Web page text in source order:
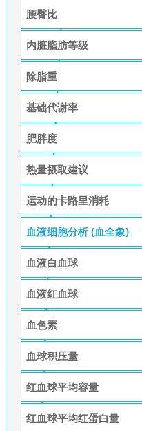
腰臀比
内脏脂肪等级
除脂重
基础代谢率
肥胖度
热量摄取建议
运动的卡路里消耗
血液细胞分析 (血全象)
血液白血球
血液红血球
血色素
血球积压量
红血球平均容量
红血球平均红蛋白量